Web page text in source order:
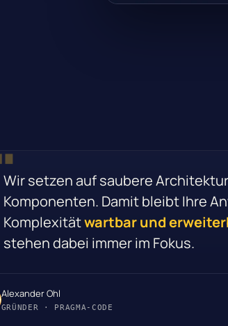
Wir setzen auf saubere
Komponenten. Damit bleibt Ihre
Komplexitätwartbar und
stehen dabei immer im Fokus.
Alexander Ohl
GRÜNDER · PRAGMA-CODE